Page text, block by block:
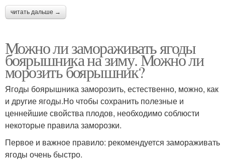
читать дальше →
Можно ли замораживать ягоды
боярышника на зиму. Можно ли
морозить боярышник?
Ягоды боярышника заморозить, естественно, можно, как
и другие ягоды.Но чтобы сохранить полезные и
ценнейшие свойства плодов, необходимо соблюсти
некоторые правила заморозки.
Первое и важное правило: рекомендуется замораживать
ягоды очень быстро.